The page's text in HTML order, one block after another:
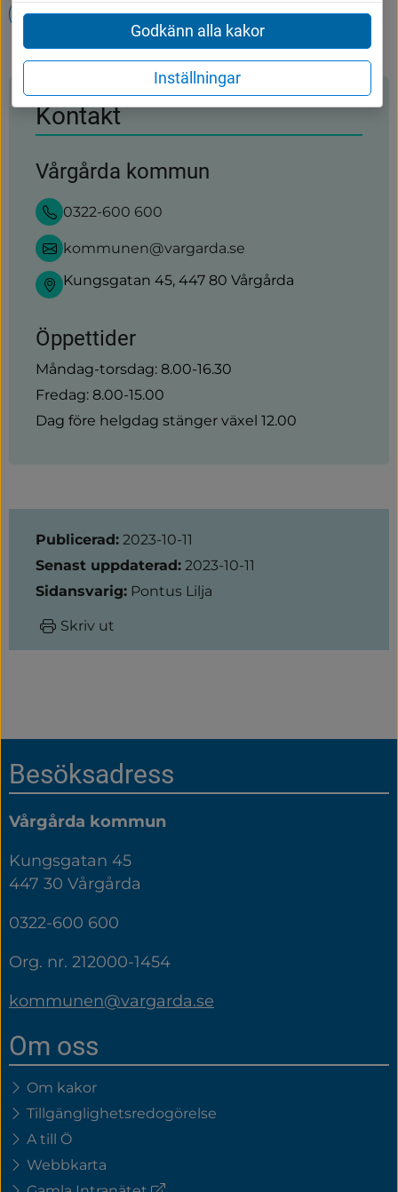
Avfall och återvinning Kontakta oss
Kontakt
Vårgårda kommun
0322-600 600
kommunen@vargarda.se
Kungsgatan 45, 447 80 Vårgårda
Öppettider
Måndag-torsdag: 8.00-16.30
Fredag: 8.00-15.00
Dag före helgdag stänger växel 12.00
Sidinformation
Publicerad: 2023-10-11
Senast uppdaterad: 2023-10-11
Sidansvarig: Pontus Lilja
Skriv ut
Sidfot
Besöksadress
Vårgårda kommun
Kungsgatan 45
447 30 Vårgårda
0322-600 600
Org. nr. 212000-1454
kommunen@vargarda.se
Om oss
Om kakor
Tillgänglighetsredogörelse
A till Ö
Webbkarta
Godkänn alla kakor
Inställningar